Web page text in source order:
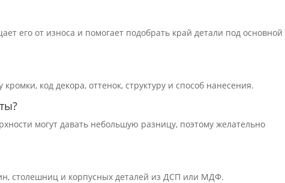
его от износа и помогает подобрать край детали под основной
код декора, оттенок, структуру и способ нанесения.
могут давать небольшую разницу, поэтому желательно
столешниц и корпусных деталей из ДСП или МДФ.